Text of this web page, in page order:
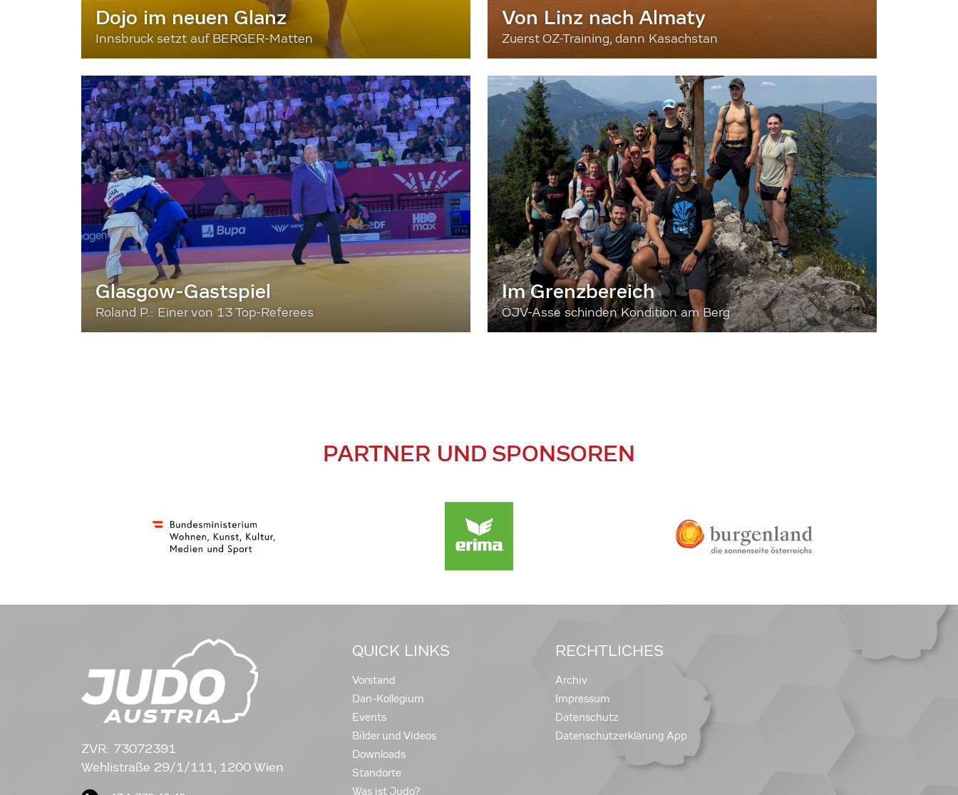
Dojo im neuen Glanz
Innsbruck setzt auf BERGER-Matten
Von Linz nach Almaty
Zuerst OZ-Training, dann Kasachstan
Glasgow-Gastspiel
Roland P.: Einer von 13 Top-Referees
Im Grenzbereich
ÖJV-Asse schinden Kondition am Berg
PARTNER UND SPONSOREN
ZVR: 73072391
Wehlistraße 29/1/111, 1200 Wien
QUICK LINKS
Vorstand
Dan-Kollegium
Events
Bilder und Videos
Downloads
Standorte
Was ist Judo?
RECHTLICHES
Archiv
Impressum
Datenschutz
Datenschutzerklärung App